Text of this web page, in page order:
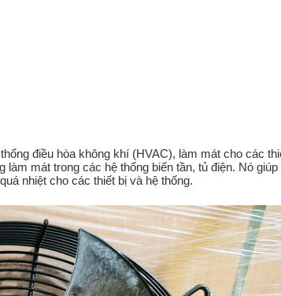
điều hòa không khí (HVAC), làm mát cho các
mát trong các hệ thống biến tần, tủ điện. Nó giúp
nhiệt cho các thiết bị và hệ thống.